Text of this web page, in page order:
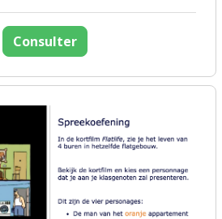
Consulter